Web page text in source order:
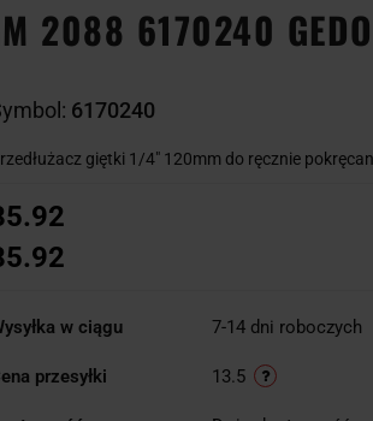
2088 6170240
6170240
giętki 1/4" 120mm do ręcznie
w ciągu 7-14 dni roboczych
przesyłki 13.5